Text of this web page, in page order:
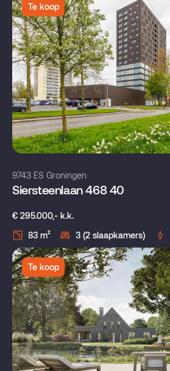
Te koop
9743 ES Groningen
Siersteenlaan 468 40
€ 295.000,- k.k.
83 m²
3 (2 slaapkamers)
Te koop